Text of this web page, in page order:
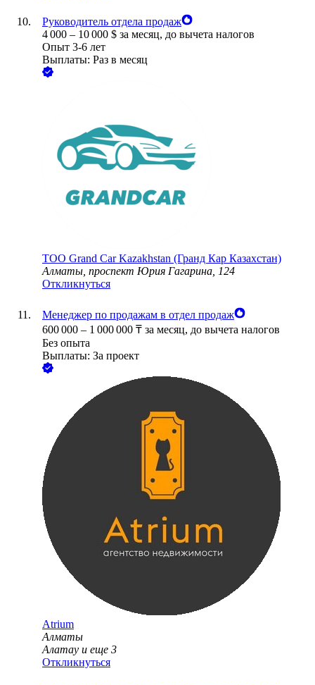
Руководитель отдела продаж
4 000 – 10 000 $ за месяц, до вычета налогов
Опыт 3-6 лет
Выплаты: Раз в месяц
ТОО Grand Car Kazakhstan (Гранд Кар Казахстан)
Алматы, проспект Юрия Гагарина, 124
Откликнуться
Менеджер по продажам в отдел продаж
600 000 – 1 000 000 ₸ за месяц, до вычета налогов
Без опыта
Выплаты: За проект
Atrium
Алматы
Алатау и еще 3
Откликнуться